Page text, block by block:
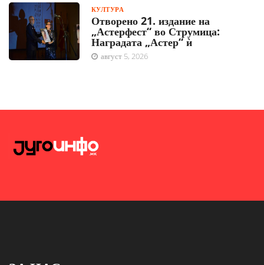
КУЛТУРА
Отворено 21. издание на
„Астерфест“ во Струмица:
Наградата „Астер“ ѝ
август 5, 2026